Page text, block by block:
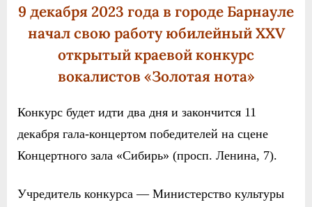
9 декабря 2023 года в городе Барнауле
начал свою работу юбилейный XXV
открытый краевой конкурс
вокалистов «Золотая нота»
Конкурс будет идти два дня и закончится 11
декабря гала-концертом победителей на сцене
Концертного зала «Сибирь» (просп. Ленина, 7).
Учредитель конкурса — Министерство культуры